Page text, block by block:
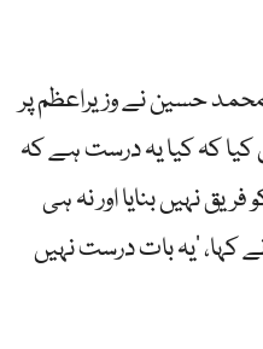
حسین نے وزیراعظم پر
کیا کہ کیا یہ درست ہے کہ
نہیں بنایا اور نہ ہی
کہا، ’یہ بات درست نہیں